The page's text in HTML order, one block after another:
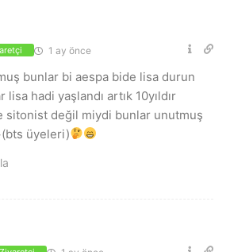
1 ay önce
bunlar bi aespa bide lisa durun
hadi yaşlandı artık 10yıldır
sitonist değil miydi bunlar unutmuş
üyeleri)